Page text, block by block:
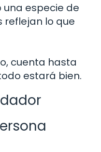
una especie de
reflejan lo que
cuenta hasta
estará bien.